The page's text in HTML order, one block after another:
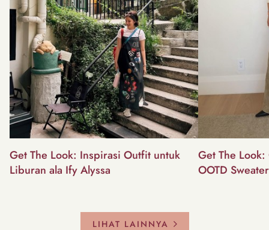
Get The Look: Inspirasi Outfit untuk
Liburan ala Ify Alyssa
Get The
OOTD
LIHAT LAINNYA